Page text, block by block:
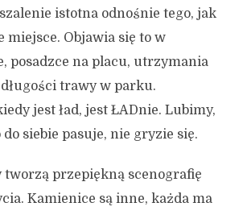
istotna odnośnie tego, jak
miejsce. Objawia się to w
posadzce na placu, utrzymania
trawy w parku.
jest ład, jest ŁADnie. Lubimy,
siebie pasuje, nie gryzie się.
tworzą przepiękną scenografię
Kamienice są inne, każda ma